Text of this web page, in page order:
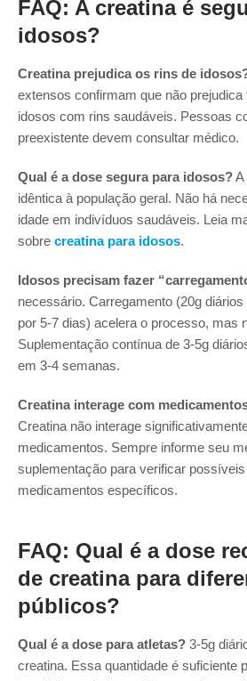
FAQ: A creatina é
idosos?
Creatina prejudica os rins de
extensos confirmam que não prejudica
idosos com rins saudáveis. Pessoas
preexistente devem consultar médico.
Qual é a dose segura para idosos?A
idêntica à população geral. Não há
idade em indivíduos saudáveis. Leia
sobre creatina para idosos.
Idosos precisam fazer
necessário. Carregamento (20g
por 5-7 dias) acelera o processo, mas
Suplementação contínua de 3-5g
em 3-4 semanas.
Creatina interage com
Creatina não interage
medicamentos. Sempre informe seu
suplementação para verificar
medicamentos específicos.
FAQ: Qual é a dose
de creatina para
públicos?
Qual é a dose para atletas? 3-5g
creatina. Essa quantidade é suficiente